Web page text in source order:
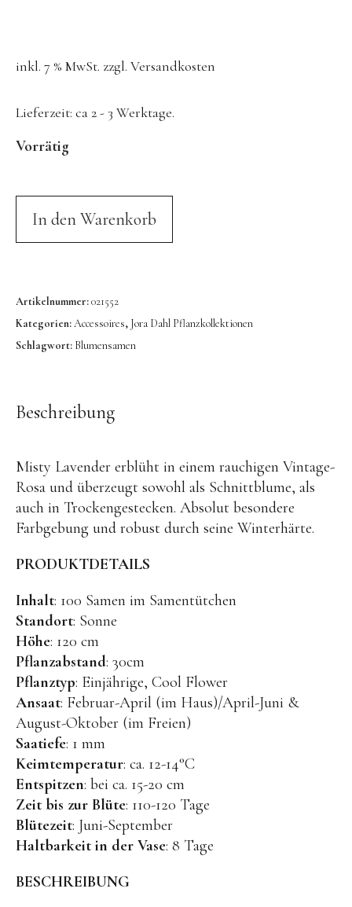
LIEWOOD
DUFTE Manufaktur
MIMI’lou | Wanddeko
MINI KYOMO | Kinderuhren
notthegirl | Seife & Kerzen
NUUKK | Papierdesign & Kissen
studio ROOF | Bastel-Sets
YEYE Sonnenbrillen für Kinder
Telmas Botanica | Kerzen
the Munio | Duftkerzen & Seifen
Basteln & Experimente
Bücher
Kuscheltiere
Holzspielzeug
GRIMM’S
Spielzeug aus dem Erzgebirge
filipok Holzspielzeuge
WOODEN STORY
inkl. 7 % MwSt. zzgl. Versandkosten
Lieferzeit: ca 2 - 3 Werktage.
Vorrätig
In den Warenkorb
Artikelnummer:021552
Kategorien:Accessoires, Jora Dahl Pflanzkollektionen
Schlagwort: Blumensamen
Beschreibung
Misty Lavender erblüht in einem rauchigen Vintage-
Rosa und überzeugt sowohl als Schnittblume, als
auch in Trockengestecken. Absolut besondere
Farbgebung und robust durch seine Winterhärte.
PRODUKTDETAILS
Inhalt: 100 Samen im Samentütchen
Standort: Sonne
Höhe: 120 cm
Pflanzabstand: 30cm
Pflanztyp: Einjährige, Cool Flower
Ansaat: Februar-April (im Haus)/April-Juni &
August-Oktober (im Freien)
Saatiefe: 1 mm
Keimtemperatur: ca. 12-14°C
Entspitzen: bei ca. 15-20 cm
Zeit bis zur Blüte: 110-120 Tage
Blütezeit: Juni-September
Haltbarkeit in der Vase: 8 Tage
BESCHREIBUNG